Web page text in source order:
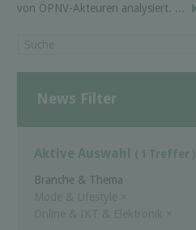
von ÖPNV-Akteuren analysiert. ...
News Filter
Aktive Auswahl ( 1 Treffer )
Branche & Thema
Mode & Lifestyle ×
Online & IKT & Elektronik ×